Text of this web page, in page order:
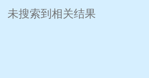
未搜索到相关结果